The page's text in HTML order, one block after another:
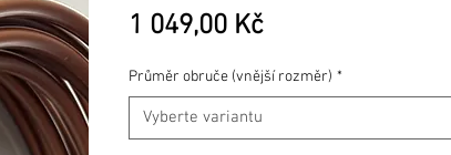
1 049,00 KčCena
Průměr obruče (vnější rozměr) *
Vyberte variantu